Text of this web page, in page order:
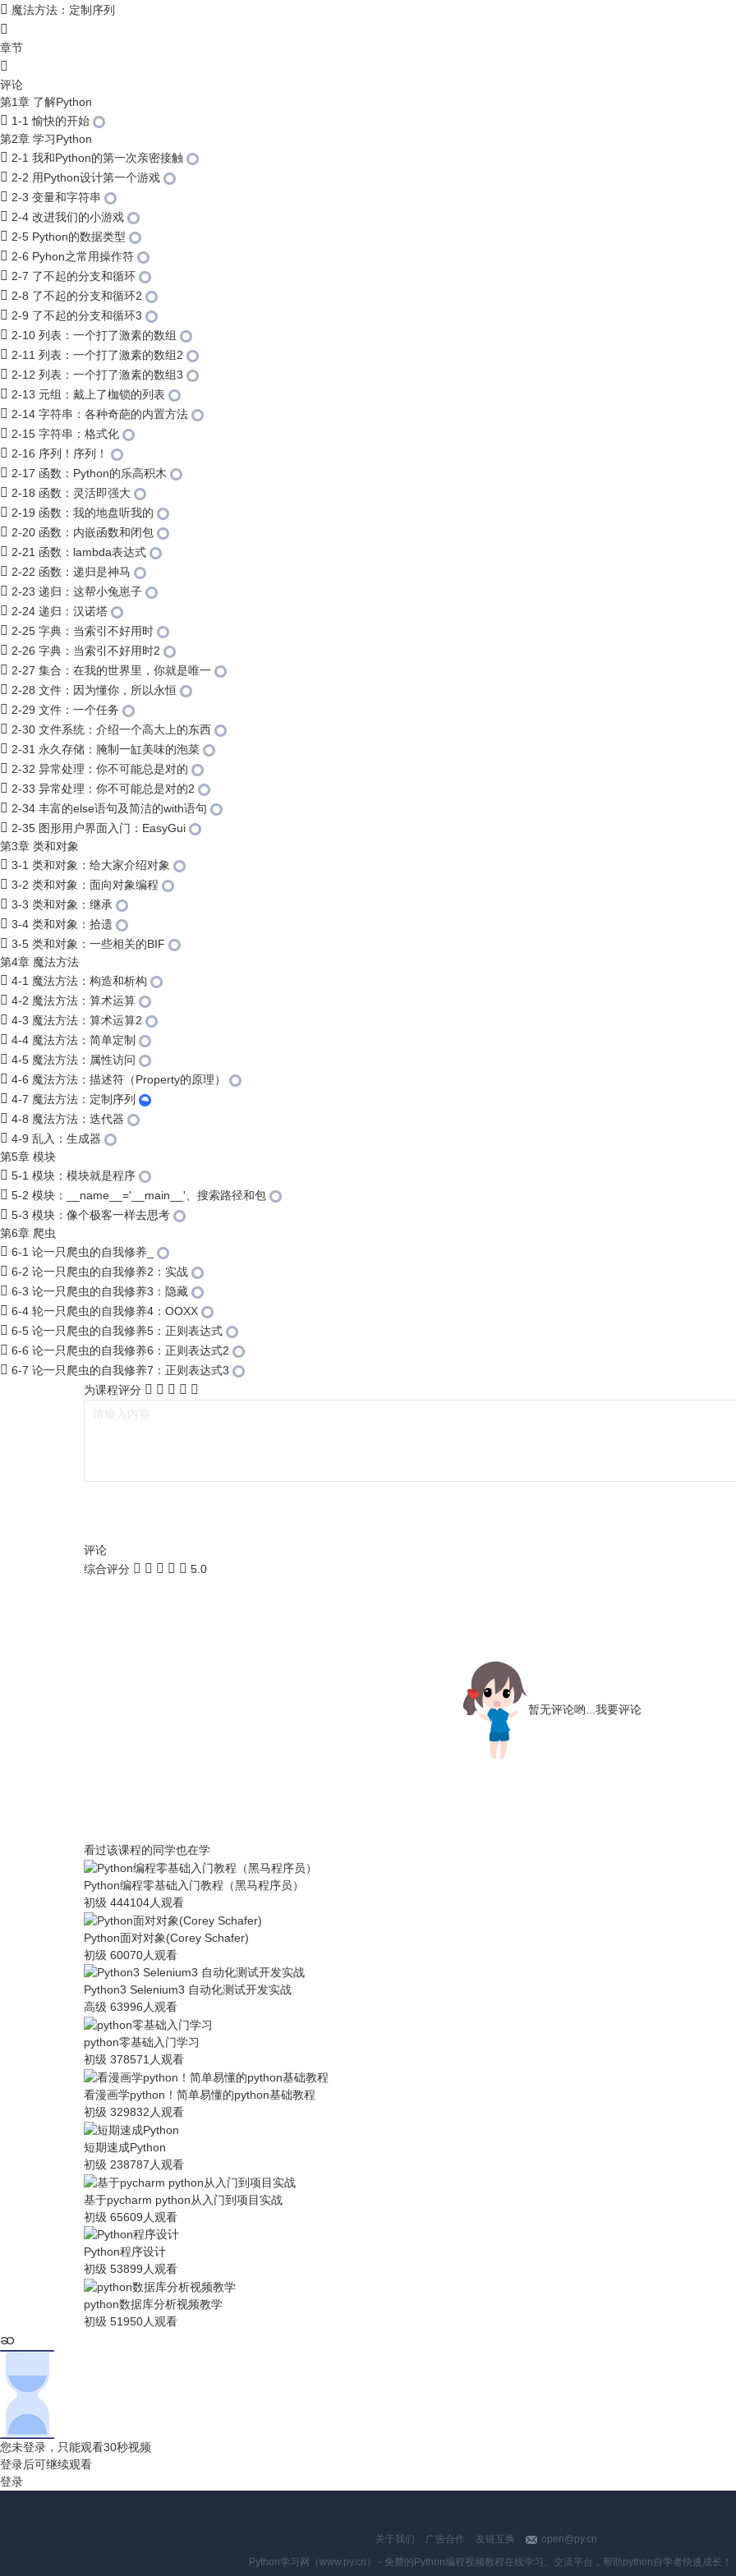
魔法方法：定制序列
章节
评论
第1章 了解Python
1-1 愉快的开始
第2章 学习Python
2-1 我和Python的第一次亲密接触
2-2 用Python设计第一个游戏
2-3 变量和字符串
2-4 改进我们的小游戏
2-5 Python的数据类型
2-6 Pyhon之常用操作符
2-7 了不起的分支和循环
2-8 了不起的分支和循环2
2-9 了不起的分支和循环3
2-10 列表：一个打了激素的数组
2-11 列表：一个打了激素的数组2
2-12 列表：一个打了激素的数组3
2-13 元组：戴上了枷锁的列表
2-14 字符串：各种奇葩的内置方法
2-15 字符串：格式化
2-16 序列！序列！
2-17 函数：Python的乐高积木
2-18 函数：灵活即强大
2-19 函数：我的地盘听我的
2-20 函数：内嵌函数和闭包
2-21 函数：lambda表达式
2-22 函数：递归是神马
2-23 递归：这帮小兔崽子
2-24 递归：汉诺塔
2-25 字典：当索引不好用时
2-26 字典：当索引不好用时2
2-27 集合：在我的世界里，你就是唯一
2-28 文件：因为懂你，所以永恒
2-29 文件：一个任务
2-30 文件系统：介绍一个高大上的东西
2-31 永久存储：腌制一缸美味的泡菜
2-32 异常处理：你不可能总是对的
2-33 异常处理：你不可能总是对的2
2-34 丰富的else语句及简洁的with语句
2-35 图形用户界面入门：EasyGui
第3章 类和对象
3-1 类和对象：给大家介绍对象
3-2 类和对象：面向对象编程
3-3 类和对象：继承
3-4 类和对象：拾遗
3-5 类和对象：一些相关的BIF
第4章 魔法方法
4-1 魔法方法：构造和析构
4-2 魔法方法：算术运算
4-3 魔法方法：算术运算2
4-4 魔法方法：简单定制
4-5 魔法方法：属性访问
4-6 魔法方法：描述符（Property的原理）
4-7 魔法方法：定制序列
4-8 魔法方法：迭代器
4-9 乱入：生成器
第5章 模块
5-1 模块：模块就是程序
5-2 模块：__name__='__main__'、搜索路径和包
5-3 模块：像个极客一样去思考
第6章 爬虫
6-1 论一只爬虫的自我修养_
6-2 论一只爬虫的自我修养2：实战
6-3 论一只爬虫的自我修养3：隐藏
6-4 轮一只爬虫的自我修养4：OOXX
6-5 论一只爬虫的自我修养5：正则表达式
6-6 论一只爬虫的自我修养6：正则表达式2
6-7 论一只爬虫的自我修养7：正则表达式3
为课程评分
评论
综合评分
5.0
暂无评论哟... 我要评论
看过该课程的同学也在学
Python编程零基础入门教程（黑马程序员）
初级 444104人观看
Python面对对象(Corey Schafer)
初级 60070人观看
Python3 Selenium3 自动化测试开发实战
高级 63996人观看
python零基础入门学习
初级 378571人观看
看漫画学python！简单易懂的python基础教程
初级 329832人观看
短期速成Python
初级 238787人观看
基于pycharm python从入门到项目实战
初级 65609人观看
Python程序设计
初级 53899人观看
python数据库分析视频教学
初级 51950人观看
您未登录，只能观看30秒视频
登录后可继续观看
登录
关于我们 广告合作 友链互换
open@py.cn
Python学习网（www.py.cn） - 免费的Python编程视频教程在线学习、交流平台，帮助python自学者快速成长！